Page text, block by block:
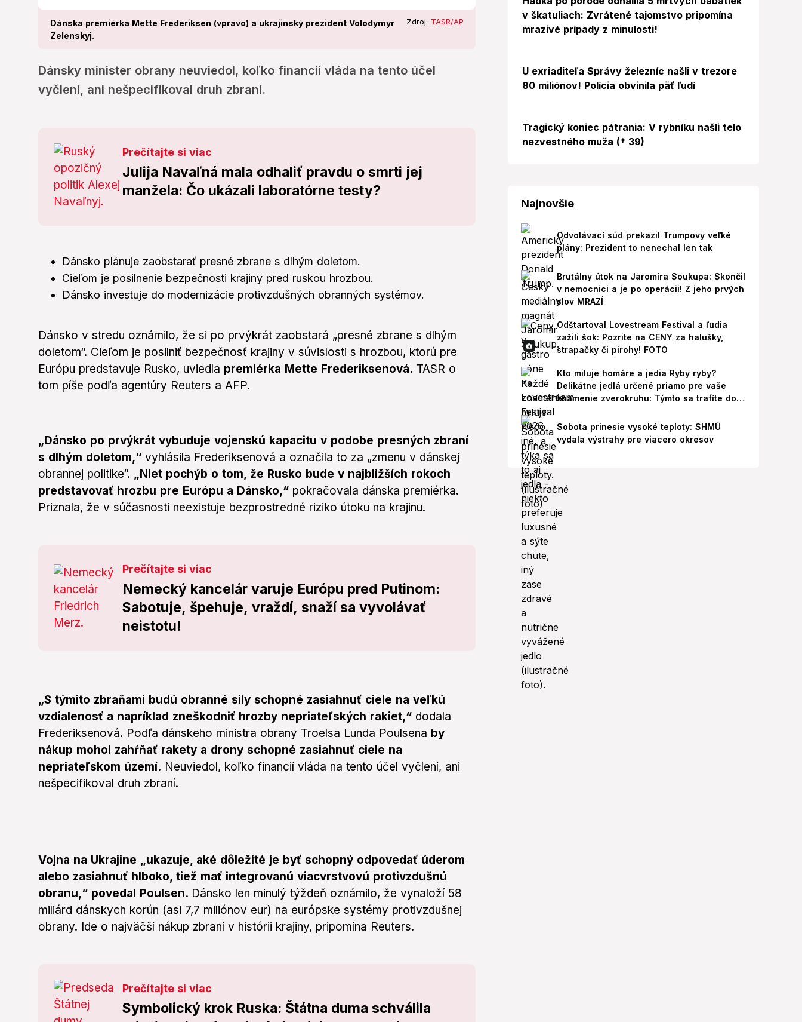
Dánska premiérka Mette Frederiksen (vpravo) a ukrajinský prezident Volodymyr
Zelenskyj.
Zdroj: TASR/AP
Dánsky minister obrany neuviedol, koľko financií vláda na tento účel
vyčlení, ani nešpecifikoval druh zbraní.
Prečítajte si viac
Julija Navaľná mala odhaliť pravdu o smrti jej
manžela: Čo ukázali laboratórne testy?
Dánsko plánuje zaobstarať presné zbrane s dlhým doletom.
Cieľom je posilnenie bezpečnosti krajiny pred ruskou hrozbou.
Dánsko investuje do modernizácie protivzdušných obranných systémov.
Dánsko v stredu oznámilo, že si po prvýkrát zaobstará „presné zbrane s dlhým
doletom“. Cieľom je posilniť bezpečnosť krajiny v súvislosti s hrozbou, ktorú pre
Európu predstavuje Rusko, uviedla premiérka Mette Frederiksenová. TASR o
tom píše podľa agentúry Reuters a AFP.
„Dánsko po prvýkrát vybuduje vojenskú kapacitu v podobe presných zbraní
s dlhým doletom,“ vyhlásila Frederiksenová a označila to za „zmenu v dánskej
obrannej politike“. „Niet pochýb o tom, že Rusko bude v najbližších rokoch
predstavovať hrozbu pre Európu a Dánsko,“ pokračovala dánska premiérka.
Priznala, že v súčasnosti neexistuje bezprostredné riziko útoku na krajinu.
Prečítajte si viac
Nemecký kancelár varuje Európu pred Putinom:
Sabotuje, špehuje, vraždí, snaží sa vyvolávať
neistotu!
„S týmito zbraňami budú obranné sily schopné zasiahnuť ciele na veľkú
vzdialenosť a napríklad zneškodniť hrozby nepriateľských rakiet,“ dodala
Frederiksenová. Podľa dánskeho ministra obrany Troelsa Lunda Poulsena by
nákup mohol zahŕňať rakety a drony schopné zasiahnuť ciele na
nepriateľskom území. Neuviedol, koľko financií vláda na tento účel vyčlení, ani
nešpecifikoval druh zbraní.
Vojna na Ukrajine „ukazuje, aké dôležité je byť schopný odpovedať úderom
alebo zasiahnuť hlboko, tiež mať integrovanú viacvrstvovú protivzdušnú
obranu,“ povedal Poulsen. Dánsko len minulý týždeň oznámilo, že vynaloží 58
miliárd dánskych korún (asi 7,7 miliónov eur) na európske systémy protivzdušnej
obrany. Ide o najväčší nákup zbraní v histórii krajiny, pripomína Reuters.
Prečítajte si viac
Symbolický krok Ruska: Štátna duma schválila
v škatuliach: Zvrátené tajomstvo pripomína
mrazivé prípady z minulosti!
U exriaditeľa Správy železníc našli v trezore
80 miliónov! Polícia obvinila päť ľudí
Tragický koniec pátrania: V rybníku našli telo
nezvestného muža († 39)
Najnovšie
Odvolávací súd prekazil Trumpovy veľké
plány: Prezident to nenechal len tak
Brutálny útok na Jaromíra Soukupa: Skončil
v nemocnici a je po operácii! Z jeho prvých
slov MRAZÍ
Odštartoval Lovestream Festival a ľudia
zažili šok: Pozrite na CENY za halušky,
strapačky či pirohy! FOTO
Kto miluje homáre a jedia Ryby ryby?
Delikátne jedlá určené priamo pre vaše
znamenie zverokruhu: Týmto sa trafíte do
Sobota prinesie vysoké teploty: SHMÚ
vydala výstrahy pre viacero okresov